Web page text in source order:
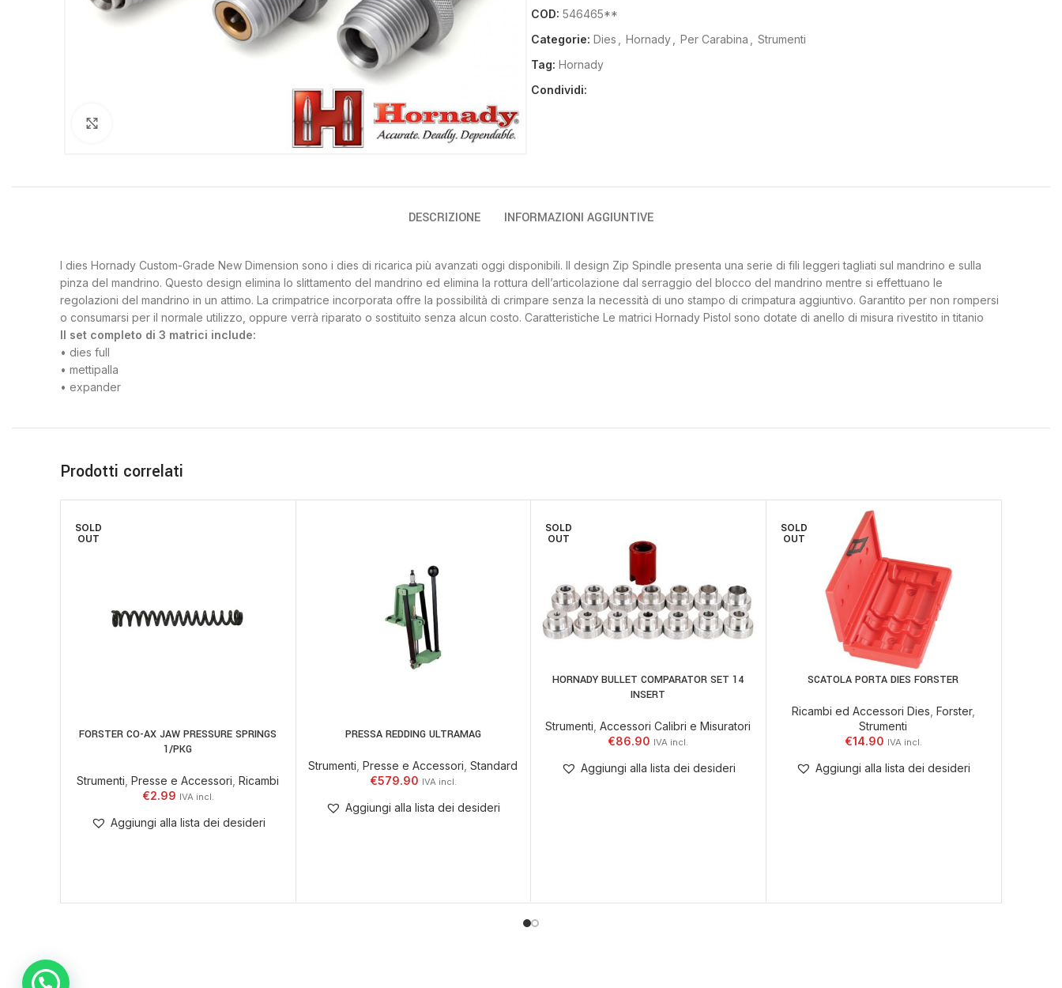
COD: 546465**
Categorie: Dies Hornady Per Carabina
Strumenti
Tag: Hornady
Condividi:
DESCRIZIONE INFORMAZIONI AGGIUNTIVE
I dies Hornady Custom-Grade New Dimension sono i dies di ricarica più avanzati oggi disponibili. Il design Zip Spindle presenta una serie di fili leggeri tagliati sul mandrino e sulla
pinza del mandrino. Questo design elimina lo slittamento del mandrino ed elimina la rottura dell’articolazione dal serraggio del blocco del mandrino mentre si effettuano le
regolazioni del mandrino in un attimo. La crimpatrice incorporata offre la possibilità di crimpare senza la necessità di uno stampo di crimpatura aggiuntivo. Garantito per non rompersi
o consumarsi per il normale utilizzo, oppure verrà riparato o sostituito senza alcun costo. Caratteristiche Le matrici Hornady Pistol sono dotate di anello di misura rivestito in titanio
Il set completo di 3 matrici include:
• dies full
• mettipalla
• expander
Prodotti correlati
SOLD
OUT
LEGGI TUTTO
FORSTER CO-AX JAW PRESSURE SPRINGS
1/PKG
Strumenti ,Presse e Accessori ,Ricambi
€2.99
Aggiungi alla lista dei desideri
AGGIUNGI AL CARRELLO
PRESSA REDDING ULTRAMAG
Strumenti ,Presse e Accessori ,Standard
€579.90
Aggiungi alla lista dei desideri
SOLD
OUT
LEGGI TUTTO
HORNADY BULLET COMPARATOR SET 14
INSERT
Strumenti ,Accessori Calibri e Misuratori
€86.90
Aggiungi alla lista dei desideri
SOLD
OUT
LEGGI TUTTO
SCATOLA PORTA DIES FORSTER
Ricambi ed Accessori Dies Forster,
Strumenti
€14.90
Aggiungi alla lista dei desideri